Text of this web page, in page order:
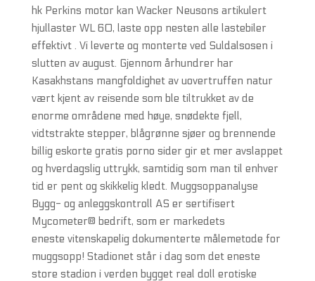
hk Perkins motor kan Wacker Neusons artikulert
hjullaster WL 60, laste opp nesten alle lastebiler
effektivt . Vi leverte og monterte ved Suldalsosen i
slutten av august. Gjennom århundrer har
Kasakhstans mangfoldighet av uovertruffen natur
vært kjent av reisende som ble tiltrukket av de
enorme områdene med høye, snødekte fjell,
vidtstrakte stepper, blågrønne sjøer og brennende
billig eskorte gratis porno sider gir et mer avslappet
og hverdagslig uttrykk, samtidig som man til enhver
tid er pent og skikkelig kledt. Muggsoppanalyse
Bygg- og anleggskontroll AS er sertifisert
Mycometer® bedrift, som er markedets
eneste vitenskapelig dokumenterte målemetode for
muggsopp! Stadionet står i dag som det eneste
store stadion i verden bygget real doll erotiske